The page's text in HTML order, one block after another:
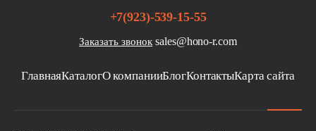
ГлавнаяКаталогО компанииБлогКонтактыКарта сайта
+7(923)-539-15-55
Заказать звонок sales@hono-r.com